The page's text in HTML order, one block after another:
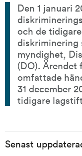
Den 1 januari
och de
diskriminering
myndighet,
(DO). Ärendet
omfattade
31 december
tidigare
Senast